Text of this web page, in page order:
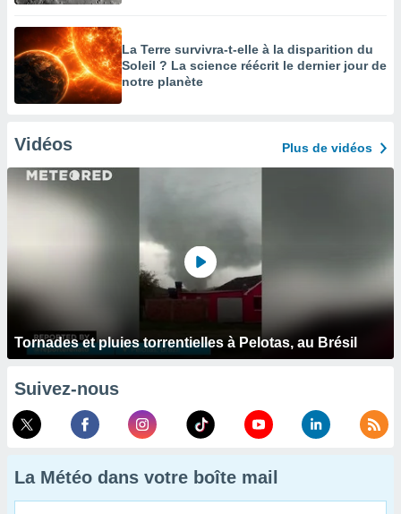
La Terre survivra-t-elle à la disparition du
Soleil ? La science réécrit le dernier jour de
notre planète
Vidéos Plus de vidéos
Tornades et pluies torrentielles à Pelotas, au Brésil
Suivez-nous
La Météo dans votre boîte mail